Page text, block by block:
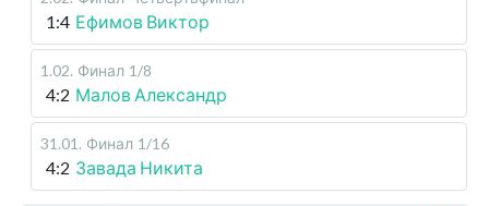
1:4 Ефимов Виктор
1.02. Финал 1/8
4:2 Малов Александр
31.01 . Финал 1/16
4:2 Завада Никита